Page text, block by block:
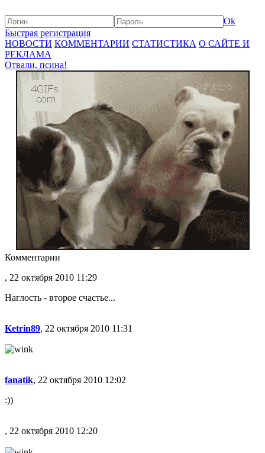
Ok
Быстрая регистрация
НОВОСТИ КОММЕНТАРИИ СТАТИСТИКА О САЙТЕ И
РЕКЛАМА
Отвали, псина!
Комментарии
, 22 октября 2010 11:29
Наглость - второе счастье...
Ketrin89, 22 октября 2010 11:31
fanatik, 22 октября 2010 12:02
:))
, 22 октября 2010 12:20